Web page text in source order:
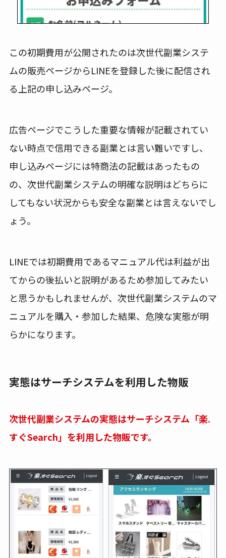
この初期費用が公開されたのは次世代副業システ
ムの販売ページからLINEを登録した後に配信され
る上記の申し込みページ。
広告ページでこうした重要な情報が記載されてい
ない時点で信用できる副業とは言い難いですし、
申し込みページには特商法の記載はあったもの
の、次世代副業システムの明確な説明はどちらに
してもない状況からも安全な副業とは言えないでし
ょう。
LINEでは初期費用であるマニュアル代は利益が出
てからの後払いと説明があるため参加してみたい
と思うかもしれませんが、次世代副業システムのマ
ニュアルを購入・参加した結果、危険な実態が明
らかになります。
実態はサーチシステムを利用した物販
次世代副業システムの実態はサーチシステム「楽.
すぐSearch」を利用した物販です。